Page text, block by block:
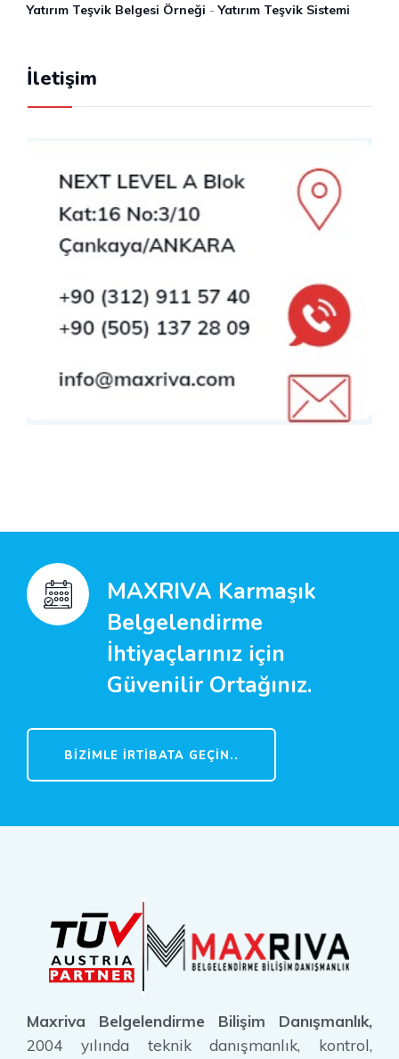
Yatırım Teşvik Belgesi Örneği -Yatırım Teşvik Sistemi
İletişim
MAXRIVA Karmaşık
Belgelendirme
İhtiyaçlarınız için
Güvenilir Ortağınız.
BIZIMLE İRTIBATA GEÇIN..
Maxriva Belgelendirme Bilişim Danışmanlık,
2004 yılında teknik danışmanlık, kontrol,